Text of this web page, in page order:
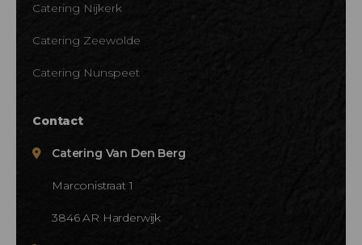
Catering Nijkerk
Catering Zeewolde
Catering Nunspeet
Contact
Catering Van Den Berg
Marconistraat 1
3846 AR Harderwijk